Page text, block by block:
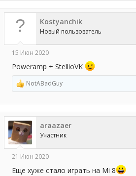
Kostyanchik
Новый пользователь
15 Июн 2020
Poweramp + StellioVK
Р
е
а
к
ц
и
и
:
NotABadGuy
araazaer
Участник
21 Июн 2020
Еще хуже стало играть на Mi 8